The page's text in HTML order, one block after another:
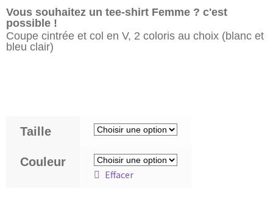
Vous souhaitez un tee-shirt Femme ? c'est
possible !
Coupe cintrée et col en V, 2 coloris au choix (blanc et
bleu clair)
Taille
Couleur
Effacer